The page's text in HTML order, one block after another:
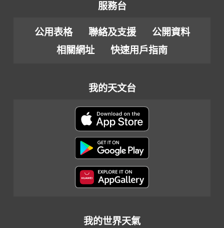
服務台
公用表格 聯絡及支援
公開資料
相關網址
快速用戶指南
我的天文台
我的世界天氣